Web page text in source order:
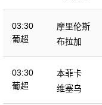
03:30
葡超
摩里伦斯
布拉加
03:30
葡超
本菲卡
维塞乌